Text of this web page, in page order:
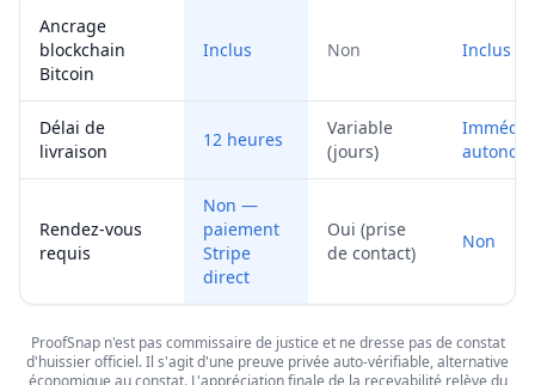
Ancrage
blockchain
Bitcoin
Inclus Non Inclus
Délai de
livraison
12 heures
Variable
(jours)
Rendez-vous
requis
Non —
paiement
Stripe
direct
Oui (prise
de contact)
Non
ProofSnap n'est pas commissaire de justice et ne dresse pas de constat
d'huissier officiel. Il s'agit d'une preuve privée auto-vérifiable, alternative
économique au constat. L'appréciation finale de la recevabilité relève du